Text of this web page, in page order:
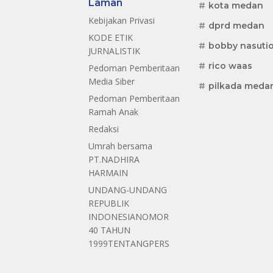
Laman
Kebijakan Privasi
KODE ETIK
JURNALISTIK
Pedoman Pemberitaan
Media Siber
Pedoman Pemberitaan
Ramah Anak
Redaksi
Umrah bersama
PT.NADHIRA
HARMAIN
UNDANG-UNDANG
REPUBLIK
INDONESIANOMOR
40 TAHUN
1999TENTANGPERS
kota medan
dprd medan
bobby
rico waas
pilkada